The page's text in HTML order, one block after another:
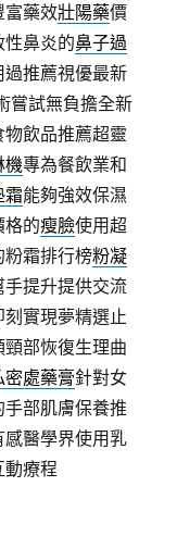
富藥效壯陽藥價
性鼻炎的鼻子過
推薦視優最新
嘗試無負擔全新
物飲品推薦超靈
機專為餐飲業和
霜能夠強效保濕
格的瘦臉使用超
粉霜排行榜粉凝
提升提供交流
實現夢精選止
頸部恢復生理曲
密處藥膏針對女
部肌膚保養推
醫學界使用乳
動療程